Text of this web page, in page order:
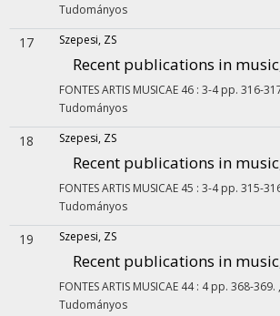
Tudományos
17 Szepesi, ZS
Recent publications in
FONTES ARTIS MUSICAE 46 : 3-4 pp. 316-
Tudományos
18 Szepesi, ZS
Recent publications in
FONTES ARTIS MUSICAE 45 : 3-4 pp. 315-
Tudományos
19 Szepesi, ZS
Recent publications in
FONTES ARTIS MUSICAE 44: 4 pp. 368-369.
Tudományos